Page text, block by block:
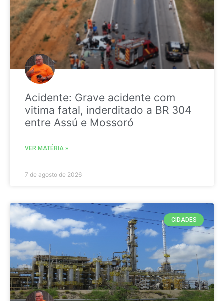
Acidente: Grave acidente com
vitima fatal, inderditado a BR 304
entre Assú e Mossoró
VER MATÉRIA »
7 de agosto de 2026
CIDADES